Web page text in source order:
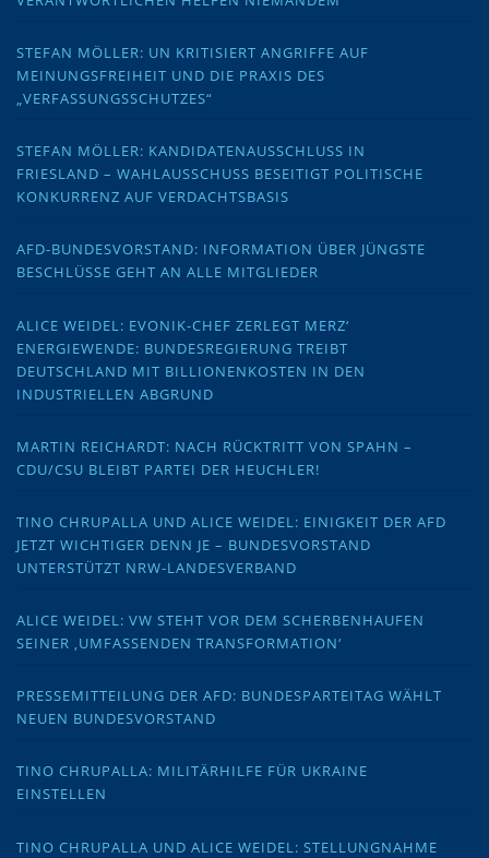
STEFAN MÖLLER: UN KRITISIERT ANGRIFFE AUF
MEINUNGSFREIHEIT UND DIE PRAXIS DES
„VERFASSUNGSSCHUTZES“
STEFAN MÖLLER: KANDIDATENAUSSCHLUSS IN
FRIESLAND – WAHLAUSSCHUSS BESEITIGT POLITISCHE
KONKURRENZ AUF VERDACHTSBASIS
AFD-BUNDESVORSTAND: INFORMATION ÜBER JÜNGSTE
BESCHLÜSSE GEHT AN ALLE MITGLIEDER
ALICE WEIDEL: EVONIK-CHEF ZERLEGT MERZ‘
ENERGIEWENDE: BUNDESREGIERUNG TREIBT
DEUTSCHLAND MIT BILLIONENKOSTEN IN DEN
INDUSTRIELLEN ABGRUND
MARTIN REICHARDT: NACH RÜCKTRITT VON SPAHN –
CDU/CSU BLEIBT PARTEI DER HEUCHLER!
TINO CHRUPALLA UND ALICE WEIDEL: EINIGKEIT DER AFD
JETZT WICHTIGER DENN JE – BUNDESVORSTAND
UNTERSTÜTZT NRW-LANDESVERBAND
ALICE WEIDEL: VW STEHT VOR DEM SCHERBENHAUFEN
SEINER ‚UMFASSENDEN TRANSFORMATION‘
PRESSEMITTEILUNG DER AFD: BUNDESPARTEITAG WÄHLT
NEUEN BUNDESVORSTAND
TINO CHRUPALLA: MILITÄRHILFE FÜR UKRAINE
EINSTELLEN
TINO CHRUPALLA UND ALICE WEIDEL: STELLUNGNAHME